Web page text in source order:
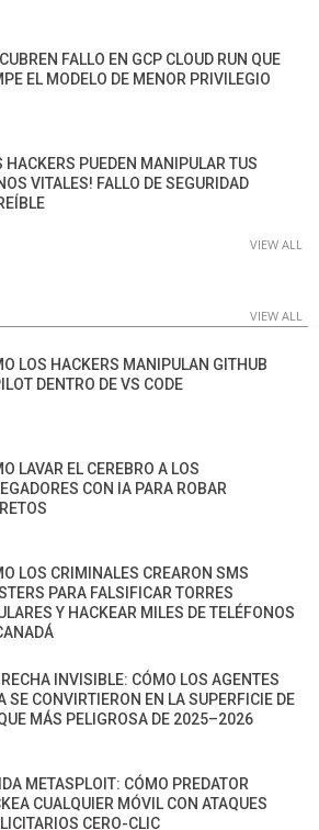
FALLO EN GCP CLOUD RUN QUE
EL MODELO DE MENOR PRIVILEGIO
HACKERS PUEDEN MANIPULAR TUS
VITALES! FALLO DE SEGURIDAD
VIEW ALL
VIEW ALL
LOS HACKERS MANIPULAN GITHUB
DENTRO DE VS CODE
LAVAR EL CEREBRO A LOS
CON IA PARA ROBAR
LOS CRIMINALES CREARON SMS
PARA FALSIFICAR TORRES
Y HACKEAR MILES DE TELÉFONOS
INVISIBLE: CÓMO LOS AGENTES
SE CONVIRTIERON EN LA SUPERFICIE DE
MÁS PELIGROSA DE 2025–2026
METASPLOIT: CÓMO PREDATOR
CUALQUIER MÓVIL CON ATAQUES
CERO-CLIC